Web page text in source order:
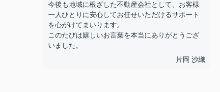
今後も地域に根ざした不動産会社として、お客様
一人ひとりに安心してお任せいただけるサポート
を心がけてまいります。
このたびは嬉しいお言葉を本当にありがとうござ
いました。
片岡 沙織